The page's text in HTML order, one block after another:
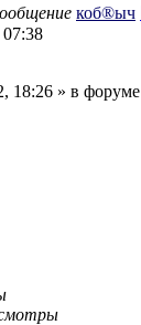
коб®ыч
07:38
18:26 » в форуме